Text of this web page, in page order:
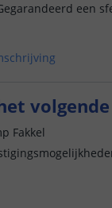
een
volgende
Fakkel